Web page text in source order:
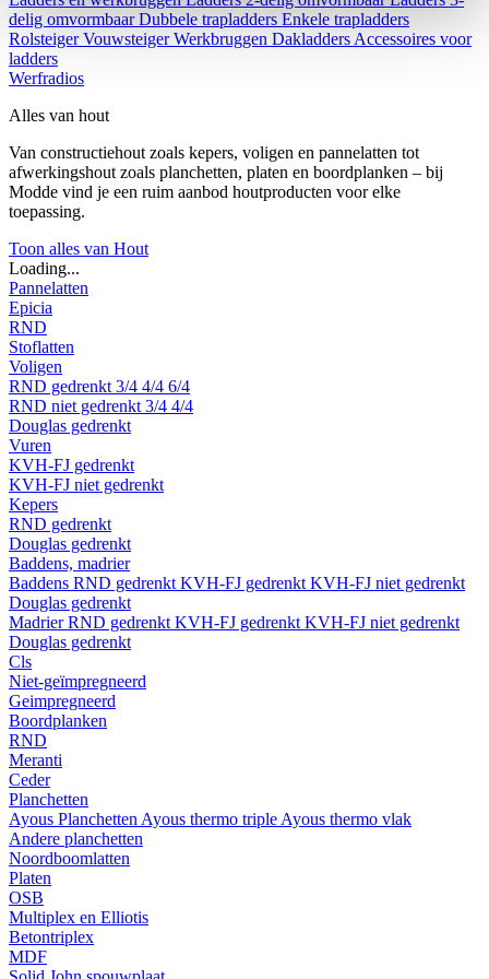
delig omvormbaarDubbele trapladders Enkele trapladders
RolsteigerVouwsteigerWerkbruggen Dakladders Accessoires voor
ladders
Werfradios
Alles van hout
Van constructiehout zoals kepers, voligen en pannelatten tot
afwerkingshout zoals planchetten, platen en boordplanken – bij
Modde vind je een ruim aanbod houtproducten voor elke
toepassing.
Toon alles van Hout
Loading...
Pannelatten
Epicia
RND
Stoflatten
Voligen
RND gedrenkt 3/4 4/4 6/4
RND niet gedrenkt 3/4 4/4
Douglas gedrenkt
Vuren
KVH-FJ gedrenkt
KVH-FJ niet gedrenkt
Kepers
RND gedrenkt
Douglas gedrenkt
Baddens, madrier
Baddens RND gedrenkt KVH-FJ gedrenkt KVH-FJ niet gedrenkt
Douglas gedrenkt
MadrierRND gedrenkt KVH-FJ gedrenkt KVH-FJ niet gedrenkt
Douglas gedrenkt
Cls
Niet-geïmpregneerd
Geimpregneerd
Boordplanken
RND
Meranti
Ceder
Planchetten
Ayous Planchetten Ayous thermo triple Ayous thermo vlak
Andere planchetten
Noordboomlatten
Platen
OSB
Multiplex en Elliotis
Betontriplex
MDF